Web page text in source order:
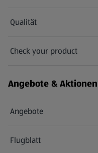
Qualität
Check your product
(öffnet in einem neuen Tab)
Angebote & Aktionen
Angebote
Flugblatt